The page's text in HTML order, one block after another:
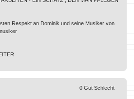
Respekt an Dominik und seine Musiker von
0 Gut Schlecht